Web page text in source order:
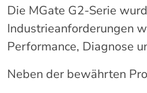
Die MGate G2-Serie
Industrieanforderungen
Performance, Diagnose
Neben der bewährten